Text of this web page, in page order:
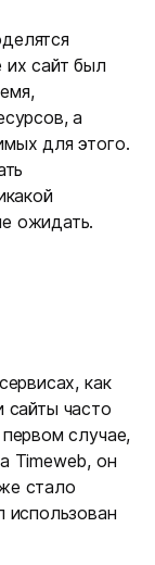
сайт был
а
для этого.
ожидать.
как
сайты часто
случае,
Timeweb, он
стало
использован